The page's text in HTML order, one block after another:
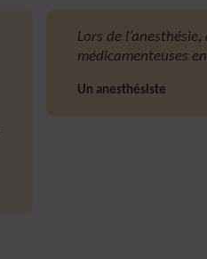
Lors de
médicamenteuses
Un anesthésiste